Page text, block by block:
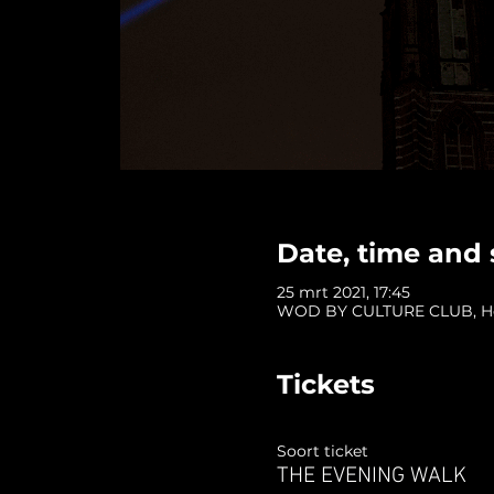
Date, time
25 mrt 2021, 17:45
WOD BY CULTURE CLUB,
Tickets
Soort ticket
THE EVENING WALK